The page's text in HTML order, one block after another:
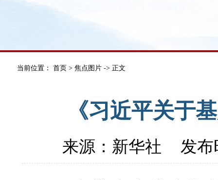
当前位置： 首页 > 焦点图片 -> 正文
《习近平关于
来源：新华社 发布